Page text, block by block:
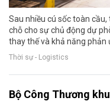
Sau nhiều cú sốc toàn
chỗ cho sự chủ động dự
thay thế và khả năng phản
Thời sự - Logistics
Bộ Công Thương